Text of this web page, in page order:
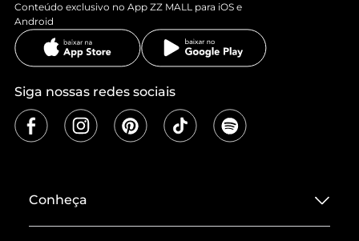
Conteúdo exclusivo no App ZZ MALL para iOS e
Android
Siga nossas redes sociais
Conheça